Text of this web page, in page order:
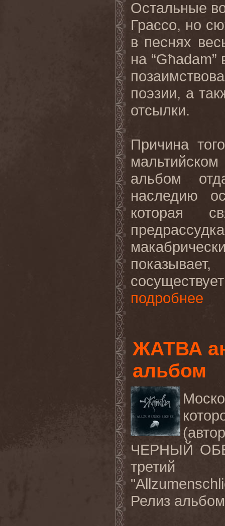
Остальные
Грассо, но
в песнях
на “Għadam”
поэзии, а
отсылки.
Причина
альбом
наследию
которая
подробнее
ЖАТВА
альбом
ЧЕРНЫЙ
третий
Релиз